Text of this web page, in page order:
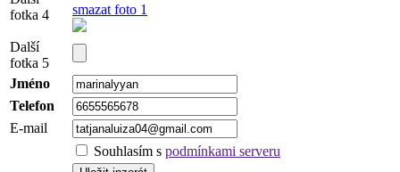
fotka 4
smazat foto 1
Další
fotka 5
Jméno
Telefon
E-mail
Souhlasím s podmínkami serveru